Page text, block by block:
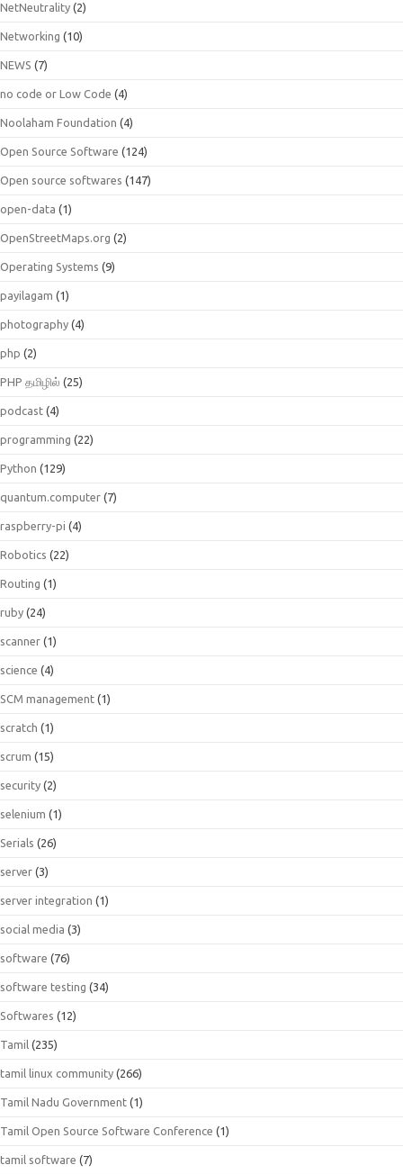
NetNeutrality (2)
Networking (10)
NEWS (7)
no code or Low Code (4)
Noolaham Foundation (4)
Open Source Software (124)
Open source softwares (147)
open-data (1)
OpenStreetMaps.org (2)
Operating Systems (9)
payilagam (1)
photography (4)
php (2)
PHP தமிழில் (25)
podcast (4)
programming (22)
Python (129)
quantum.computer (7)
raspberry-pi (4)
Robotics (22)
Routing (1)
ruby (24)
scanner (1)
science (4)
SCM management (1)
scratch (1)
scrum (15)
security (2)
selenium (1)
Serials (26)
server (3)
server integration (1)
social media (3)
software (76)
software testing (34)
Softwares (12)
Tamil (235)
tamil linux community (266)
Tamil Nadu Government (1)
Tamil Open Source Software Conference (1)
tamil software (7)